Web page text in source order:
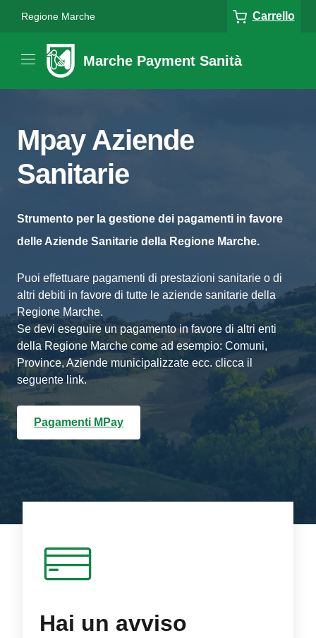
Regione Marche Carrello
Marche Payment Sanità
Mpay Aziende
Sanitarie
Strumento per la gestione dei pagamenti in favore
delle Aziende Sanitarie della Regione Marche.
Puoi effettuare pagamenti di prestazioni sanitarie o di
altri debiti in favore di tutte le aziende sanitarie della
Regione Marche.
Se devi eseguire un pagamento in favore di altri enti
della Regione Marche come ad esempio: Comuni,
Province, Aziende municipalizzate ecc. clicca il
seguente link.
Pagamenti MPay
Hai un avviso